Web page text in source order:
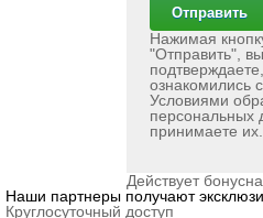
Нажимая
"Отправить", вы
ознакомились с
Условиями
персональных
принимаете их.
Действует
Наши партнеры получают
Круглосуточный доступ